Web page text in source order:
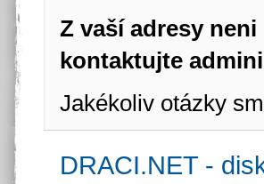
Z vaší adresy
kontaktujte
Jakékoliv otázky
DRACI.NET -